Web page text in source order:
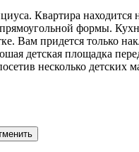
Квартира
формы.
Вам придется только
детская площадка
несколько детских